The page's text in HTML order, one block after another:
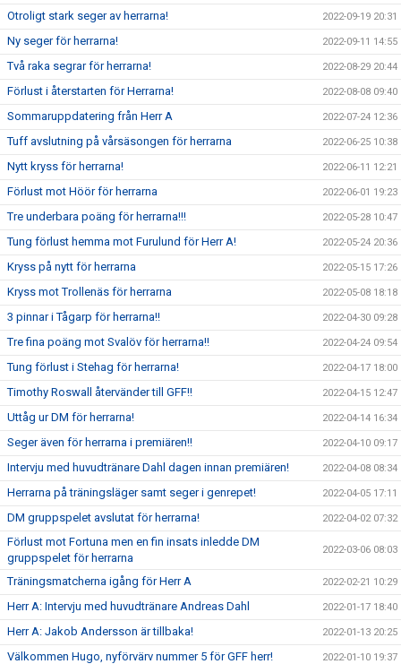
Otroligt stark seger av herrarna! 2022-09-19 20:31
Ny seger för herrarna! 2022-09-11 14:55
Två raka segrar för herrarna! 2022-08-29 20:44
Förlust i återstarten för Herrarna! 2022-08-08 09:40
Sommaruppdatering från Herr A 2022-07-24 12:36
Tuff avslutning på vårsäsongen för herrarna 2022-06-25 10:38
Nytt kryss för herrarna! 2022-06-11 12:21
Förlust mot Höör för herrarna 2022-06-01 19:23
Tre underbara poäng för herrarna!!! 2022-05-28 10:47
Tung förlust hemma mot Furulund för Herr A! 2022-05-24 20:36
Kryss på nytt för herrarna 2022-05-15 17:26
Kryss mot Trollenäs för herrarna 2022-05-08 18:18
3 pinnar i Tågarp för herrarna!! 2022-04-30 09:28
Tre fina poäng mot Svalöv för herrarna!! 2022-04-24 09:54
Tung förlust i Stehag för herrarna! 2022-04-17 18:00
Timothy Roswall återvänder till GFF!! 2022-04-15 12:47
Uttåg ur DM för herrarna! 2022-04-14 16:34
Seger även för herrarna i premiären!! 2022-04-10 09:17
Intervju med huvudtränare Dahl dagen innan premiären! 2022-04-08 08:34
Herrarna på träningsläger samt seger i genrepet! 2022-04-05 17:11
DM gruppspelet avslutat för herrarna! 2022-04-02 07:32
Förlust mot Fortuna men en fin insats inledde DM
gruppspelet för herrarna
2022-03-06 08:03
Träningsmatcherna igång för Herr A 2022-02-21 10:29
Herr A: Intervju med huvudtränare Andreas Dahl 2022-01-17 18:40
Herr A: Jakob Andersson är tillbaka! 2022-01-13 20:25
Välkommen Hugo, nyförvärv nummer 5 för GFF herr! 2022-01-10 19:37